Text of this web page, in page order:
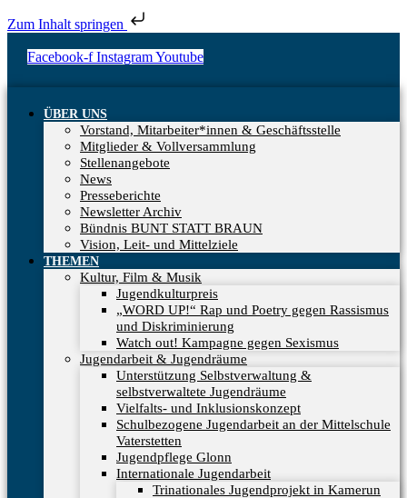
Zum Inhalt springen
Facebook-f InstagramYoutube
ÜBER UNS
Vorstand, Mitarbeiter*innen & Geschäftsstelle
Mitglieder & Vollversammlung
Stellenangebote
News
Presseberichte
Newsletter Archiv
Bündnis BUNT STATT BRAUN
Vision, Leit- und Mittelziele
THEMEN
Kultur, Film & Musik
Jugendkulturpreis
„WORD UP!“ Rap und Poetry gegen Rassismus
und Diskriminierung
Watch out! Kampagne gegen Sexismus
Jugendarbeit & Jugendräume
Unterstützung Selbstverwaltung &
selbstverwaltete Jugendräume​
Vielfalts- und Inklusionskonzept
Schulbezogene Jugendarbeit an der Mittelschule
Vaterstetten
Jugendpflege Glonn
Internationale Jugendarbeit
Trinationales Jugendprojekt in Kamerun